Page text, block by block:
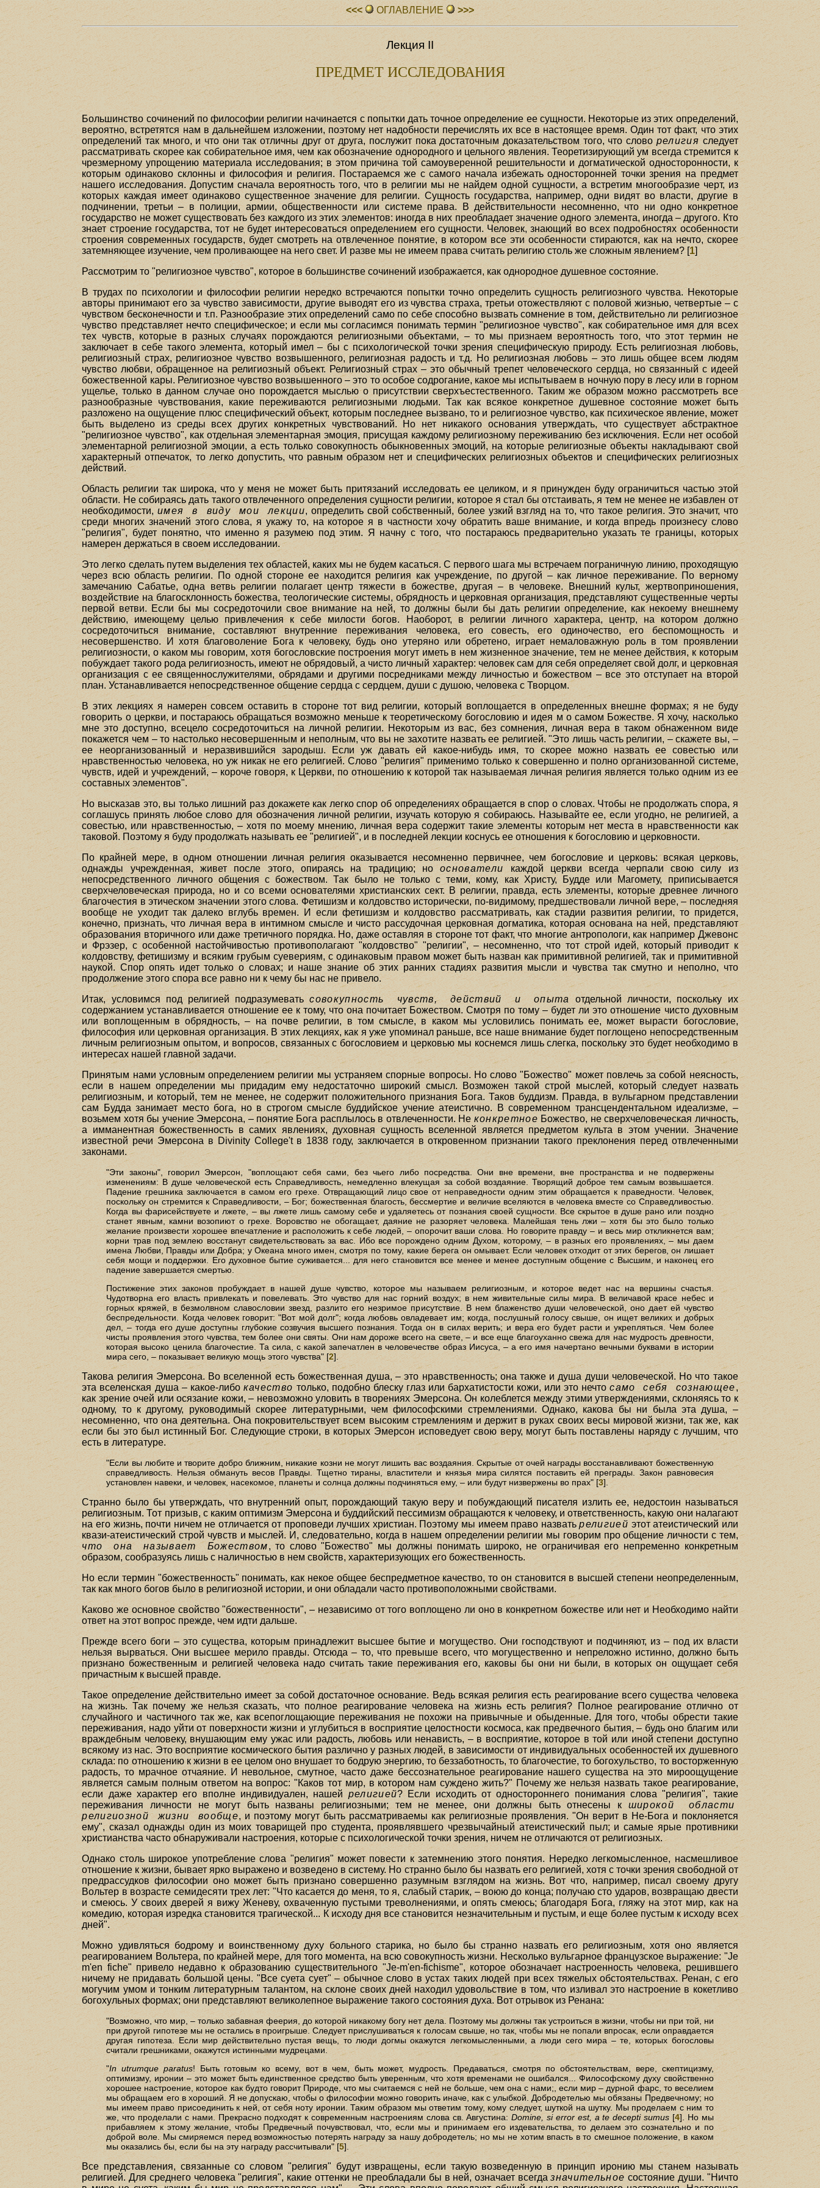
<<< ОГЛАВЛЕHИЕ >>>
Лекция II
ПРЕДМЕТ ИССЛЕДОВАНИЯ
Большинство сочинений по философии религии начинается с попытки дать точное определение ее сущности. Некоторые из этих определений,
вероятно, встретятся нам в дальнейшем изложении, поэтому нет надобности перечислять их все в настоящее время. Один тот факт, что этих
определений так много, и что они так отличны друг от друга, послужит пока достаточным доказательством того, что слово религия следует
рассматривать скорее как собирательное имя, чем как обозначение однородного и цельного явления. Теоретизирующий ум всегда стремится к
чрезмерному упрощению материала исследования; в этом причина той самоуверенной решительности и догматической односторонности, к
которым одинаково склонны и философия и религия. Постараемся же с самого начала избежать односторонней точки зрения на предмет
нашего исследования. Допустим сначала вероятность того, что в религии мы не найдем одной сущности, а встретим многообразие черт, из
которых каждая имеет одинаково существенное значение для религии. Сущность государства, например, одни видят во власти, другие в
подчинении, третьи – в полиции, армии, общественности или системе права. В действительности несомненно, что ни одно конкретное
государство не может существовать без каждого из этих элементов: иногда в них преобладает значение одного элемента, иногда – другого. Кто
знает строение государства, тот не будет интересоваться определением его сущности. Человек, знающий во всех подробностях особенности
строения современных государств, будет смотреть на отвлеченное понятие, в котором все эти особенности стираются, как на нечто, скорее
затемняющее изучение, чем проливающее на него свет. И разве мы не имеем права считать религию столь же сложным явлением? [1]
Рассмотрим то "религиозное чувство", которое в большинстве сочинений изображается, как однородное душевное состояние.
В трудах по психологии и философии религии нередко встречаются попытки точно определить сущность религиозного чувства. Некоторые
авторы принимают его за чувство зависимости, другие выводят его из чувства страха, третьи отожествляют с половой жизнью, четвертые – с
чувством бесконечности и т.п. Разнообразие этих определений само по себе способно вызвать сомнение в том, действительно ли религиозное
чувство представляет нечто специфическое; и если мы согласимся понимать термин "религиозное чувство", как собирательное имя для всех
тех чувств, которые в разных случаях порождаются религиозными объектами, – то мы признаем вероятность того, что этот термин не
заключает в себе такого элемента, который имел – бы с психологической точки зрения специфическую природу. Есть религиозная любовь,
религиозный страх, религиозное чувство возвышенного, религиозная радость и т.д. Но религиозная любовь – это лишь общее всем людям
чувство любви, обращенное на религиозный объект. Религиозный страх – это обычный трепет человеческого сердца, но связанный с идеей
божественной кары. Религиозное чувство возвышенного – это то особое содрогание, какое мы испытываем в ночную пору в лесу или в горном
ущелье, только в данном случае оно порождается мыслью о присутствии сверхъестественного. Таким же образом можно рассмотреть все
разнообразные чувствования, какие переживаются религиозными людьми. Так как всякое конкретное душевное состояние может быть
разложено на ощущение плюс специфический объект, которым последнее вызвано, то и религиозное чувство, как психическое явление, может
быть выделено из среды всех других конкретных чувствований. Но нет никакого основания утверждать, что существует абстрактное
"религиозное чувство", как отдельная элементарная эмоция, присущая каждому религиозному переживанию без исключения. Если нет особой
элементарной религиозной эмоции, а есть только совокупность обыкновенных эмоций, на которые религиозные объекты накладывают свой
характерный отпечаток, то легко допустить, что равным образом нет и специфических религиозных объектов и специфических религиозных
действий.
Область религии так широка, что у меня не может быть притязаний исследовать ее целиком, и я принужден буду ограничиться частью этой
области. Не собираясь дать такого отвлеченного определения сущности религии, которое я стал бы отстаивать, я тем не менее не избавлен от
необходимости,имея в виду мои лекции, определить свой собственный, более узкий взгляд на то, что такое религия. Это значит, что
среди многих значений этого слова, я укажу то, на которое я в частности хочу обратить ваше внимание, и когда впредь произнесу слово
"религия", будет понятно, что именно я разумею под этим. Я начну с того, что постараюсь предварительно указать те границы, которых
намерен держаться в своем исследовании.
Это легко сделать путем выделения тех областей, каких мы не будем касаться. С первого шага мы встречаем пограничную линию, проходящую
через всю область религии. По одной стороне ее находится религия как учреждение, по другой – как личное переживание. По верному
замечанию Сабатье, одна ветвь религии полагает центр тяжести в божестве, другая – в человеке. Внешний культ, жертвоприношения,
воздействие на благосклонность божества, теологические системы, обрядность и церковная организация, представляют существенные черты
первой ветви. Если бы мы сосредоточили свое внимание на ней, то должны были бы дать религии определение, как некоему внешнему
действию, имеющему целью привлечения к себе милости богов. Наоборот, в религии личного характера, центр, на котором должно
сосредоточиться внимание, составляют внутренние переживания человека, его совесть, его одиночество, его беспомощность и
несовершенство. И хотя благоволение Бога к человеку, будь оно утеряно или обретено, играет немаловажную роль в том проявлении
религиозности, о каком мы говорим, хотя богословские построения могут иметь в нем жизненное значение, тем не менее действия, к которым
побуждает такого рода религиозность, имеют не обрядовый, а чисто личный характер: человек сам для себя определяет свой долг, и церковная
организация с ее священнослужителями, обрядами и другими посредниками между личностью и божеством – все это отступает на второй
план. Устанавливается непосредственное общение сердца с сердцем, души с душою, человека с Творцом.
В этих лекциях я намерен совсем оставить в стороне тот вид религии, который воплощается в определенных внешне формах; я не буду
говорить о церкви, и постараюсь обращаться возможно меньше к теоретическому богословию и идея м о самом Божестве. Я хочу, насколько
мне это доступно, всецело сосредоточиться на личной религии. Некоторым из вас, без сомнения, личная вера в таком обнаженном виде
покажется чем – то настолько несовершенным и неполным, что вы не захотите назвать ее религией. "Это лишь часть религии, – скажете вы, –
ее неорганизованный и неразвившийся зародыш. Если уж давать ей какое-нибудь имя, то скорее можно назвать ее совестью или
нравственностью человека, но уж никак не его религией. Слово "религия" применимо только к совершенно и полно организованной системе,
чувств, идей и учреждений, – короче говоря, к Церкви, по отношению к которой так называемая личная религия является только одним из ее
составных элементов".
Но высказав это, вы только лишний раз докажете как легко спор об определениях обращается в спор о словах. Чтобы не продолжать спора, я
соглашусь принять любое слово для обозначения личной религии, изучать которую я собираюсь. Называйте ее, если угодно, не религией, а
совестью, или нравственностью, – хотя по моему мнению, личная вера содержит такие элементы которым нет места в нравственности как
таковой. Поэтому я буду продолжать называть ее "религией", и в последней лекции коснусь ее отношения к богословию и церковности.
По крайней мере, в одном отношении личная религия оказывается несомненно первичнее, чем богословие и церковь: всякая церковь,
однажды учрежденная, живет после этого, опираясь на традицию; нооснователи каждой церкви всегда черпали свою силу из
непосредственного личного общения с божеством. Так было не только с теми, кому, как Христу, Будде или Магомету, приписывается
сверхчеловеческая природа, но и со всеми основателями христианских сект. В религии, правда, есть элементы, которые древнее личного
благочестия в этическом значении этого слова. Фетишизм и колдовство исторически, по-видимому, предшествовали личной вере, – последняя
вообще не уходит так далеко вглубь времен. И если фетишизм и колдовство рассматривать, как стадии развития религии, то придется,
конечно, признать, что личная вера в интимном смысле и чисто рассудочная церковная догматика, которая основана на ней, представляют
образования вторичного или даже третичного порядка. Но, даже оставляя в стороне тот факт, что многие антропологи, как например Джевонс
и Фрэзер, с особенной настойчивостью противополагают "колдовство" "религии", – несомненно, что тот строй идей, который приводит к
колдовству, фетишизму и всяким грубым суевериям, с одинаковым правом может быть назван как примитивной религией, так и примитивной
наукой. Спор опять идет только о словах; и наше знание об этих ранних стадиях развития мысли и чувства так смутно и неполно, что
продолжение этого спора все равно ни к чему бы нас не привело.
Итак, условимся под религией подразумеватьсовокупность чувств, действий и опыта
отдельной личности, поскольку их
содержанием устанавливается отношение ее к тому, что она почитает Божеством. Смотря по тому – будет ли это отношение чисто духовным
или воплощенным в обрядность, – на почве религии, в том смысле, в каком мы условились понимать ее, может вырасти богословие,
философия или церковная организация. В этих лекциях, как я уже упоминал раньше, все наше внимание будет поглощено непосредственным
личным религиозным опытом, и вопросов, связанных с богословием и церковью мы коснемся лишь слегка, поскольку это будет необходимо в
интересах нашей главной задачи.
Принятым нами условным определением религии мы устраняем спорные вопросы. Но слово "Божество" может повлечь за собой неясность,
если в нашем определении мы придадим ему недостаточно широкий смысл. Возможен такой строй мыслей, который следует назвать
религиозным, и который, тем не менее, не содержит положительного признания Бога. Таков буддизм. Правда, в вульгарном представлении
сам Будда занимает место бога, но в строгом смысле буддийское учение атеистично. В современном трансцендентальном идеализме, –
возьмем хотя бы учение Эмерсона, – понятие Бога расплылось в отвлеченности. Не конкретное Божество, не сверхчеловеческая личность,
а имманентная божественность в самих явлениях, духовная сущность вселенной является предметом культа в этом учении. Значение
известной речи Эмерсона в Divinity College't в 1838 году, заключается в откровенном признании такого преклонения перед отвлеченными
законами.
"Эти законы", говорил Эмерсон, "воплощают себя сами, без чьего либо посредства. Они вне времени, вне пространства и не подвержены
изменениям: В душе человеческой есть Справедливость, немедленно влекущая за собой воздаяние. Творящий доброе тем самым возвышается.
Падение грешника заключается в самом его грехе. Отвращающий лицо свое от неправедности одним этим обращается к праведности. Человек,
поскольку он стремится к Справедливости, – Бог; божественная благость, бессмертие и величие вселяются в человека вместе со Справедливостью.
Когда вы фарисействуете и лжете, – вы лжете лишь самому себе и удаляетесь от познания своей сущности. Все скрытое в душе рано или поздно
станет явным, камни возопиют о грехе. Воровство не обогащает, даяние не разоряет человека. Малейшая тень лжи – хотя бы это было только
желание произвести хорошее впечатление и расположить к себе людей, – опорочит ваши слова. Но говорите правду – и весь мир откликнется вам;
корни трав под землею восстанут свидетельствовать за вас. Ибо все порождено одним Духом, которому, – в разных его проявлениях, – мы даем
имена Любви, Правды или Добра; у Океана много имен, смотря по тому, какие берега он омывает. Если человек отходит от этих берегов, он лишает
себя мощи и поддержки. Его духовное бытие суживается... для него становится все менее и менее доступным общение с Высшим, и наконец его
падение завершается смертью.
Постижение этих законов пробуждает в нашей душе чувство, которое мы называем религиозным, и которое ведет нас на вершины счастья.
Чудотворна его власть привлекать и повелевать. Это чувство для нас горний воздух; в нем живительные силы мира. В величавой красе небес и
горных кряжей, в безмолвном славословии звезд, разлито его незримое присутствие. В нем блаженство души человеческой, оно дает ей чувство
беспредельности. Когда человек говорит: "Вот мой долг"; когда любовь овладевает им; когда, послушный голосу свыше, он ищет великих и добрых
дел, – тогда его душе доступны глубокие созвучия высшего познания. Тогда он в силах верить; и вера его будет расти и укрепляться. Чем более
чисты проявления этого чувства, тем более они святы. Они нам дороже всего на свете, – и все еще благоуханно свежа для нас мудрость древности,
которая высоко ценила благочестие. Та сила, с какой запечатлен в человечестве образ Иисуса, – а его имя начертано вечными буквами в истории
мира сего, – показывает великую мощь этого чувства" [2].
Такова религия Эмерсона. Во вселенной есть божественная душа, – это нравственность; она также и душа души человеческой. Но что такое
эта вселенская душа – какое-либо качество только, подобно блеску глаз или бархатистости кожи, или это нечтосамо себя сознающее,
как зрение очей или осязание кожи, – невозможно уловить в творениях Эмерсона. Он колеблется между этими утверждениями, склоняясь то к
одному, то к другому, руководимый скорее литературными, чем философскими стремлениями. Однако, какова бы ни была эта душа, –
несомненно, что она деятельна. Она покровительствует всем высоким стремлениям и держит в руках своих весы мировой жизни, так же, как
если бы это был истинный Бог. Следующие строки, в которых Эмерсон исповедует свою веру, могут быть поставлены наряду с лучшим, что
есть в литературе.
"Если вы любите и творите добро ближним, никакие козни не могут лишить вас воздаяния. Скрытые от очей награды восстанавливают божественную
справедливость. Нельзя обмануть весов Правды. Тщетно тираны, властители и князья мира силятся поставить ей преграды. Закон равновесия
установлен навеки, и человек, насекомое, планеты и солнца должны подчиняться ему, – или будут низвержены во прах" [3].
Странно было бы утверждать, что внутренний опыт, порождающий такую веру и побуждающий писателя излить ее, недостоин называться
религиозным. Тот призыв, с каким оптимизм Эмерсона и буддийский пессимизм обращаются к человеку, и ответственность, какую они налагают
на его жизнь, почти ничем не отличается от проповеди лучших христиан. Поэтому мы имеем право назватьрелигией этот атеистический или
квази-атеистический строй чувств и мыслей. И, следовательно, когда в нашем определении религии мы говорим про общение личности с тем,
что она называет Божеством, то слово "Божество" мы должны понимать широко, не ограничивая его непременно конкретным
образом, сообразуясь лишь с наличностью в нем свойств, характеризующих его божественность.
Но если термин "божественность" понимать, как некое общее беспредметное качество, то он становится в высшей степени неопределенным,
так как много богов было в религиозной истории, и они обладали часто противоположными свойствами.
Каково же основное свойство "божественности", – независимо от того воплощено ли оно в конкретном божестве или нет и Необходимо найти
ответ на этот вопрос прежде, чем идти дальше.
Прежде всего боги – это существа, которым принадлежит высшее бытие и могущество. Они господствуют и подчиняют, из – под их власти
нельзя вырваться. Они высшее мерило правды. Отсюда – то, что превыше всего, что могущественно и непреложно истинно, должно быть
признано божественным и религией человека надо считать такие переживания его, каковы бы они ни были, в которых он ощущает себя
причастным к высшей правде.
Такое определение действительно имеет за собой достаточное основание. Ведь всякая религия есть реагирование всего существа человека
на жизнь. Так почему же нельзя сказать, что полное реагирование человека на жизнь есть религия? Полное реагирование отлично от
случайного и частичного так же, как всепоглощающие переживания не похожи на привычные и обыденные. Для того, чтобы обрести такие
переживания, надо уйти от поверхности жизни и углубиться в восприятие целостности космоса, как предвечного бытия, – будь оно благим или
враждебным человеку, внушающим ему ужас или радость, любовь или ненависть, – в восприятие, которое в той или иной степени доступно
всякому из нас. Это восприятие космического бытия различно у разных людей, в зависимости от индивидуальных особенностей их душевного
склада: по отношению к жизни в ее целом оно внушает то бодрую энергию, то беззаботность, то благочестие, то богохульство, то восторженную
радость, то мрачное отчаяние. И невольное, смутное, часто даже бессознательное реагирование нашего существа на это мироощущение
является самым полным ответом на вопрос: "Каков тот мир, в котором нам суждено жить?" Почему же нельзя назвать такое реагирование,
если даже характер его вполне индивидуален, нашейрелигией? Если исходить от одностороннего понимания слова "религия", такие
переживания личности не могут быть названы религиозными; тем не менее, они должны быть отнесены к широкой области
религиозной жизни вообще, и поэтому могут быть рассматриваемы как религиозные проявления. "Он верит в Не-Бога и поклоняется
ему", сказал однажды один из моих товарищей про студента, проявлявшего чрезвычайный атеистический пыл; и самые ярые противники
христианства часто обнаруживали настроения, которые с психологической точки зрения, ничем не отличаются от религиозных.
Однако столь широкое употребление слова "религия" может повести к затемнению этого понятия. Нередко легкомысленное, насмешливое
отношение к жизни, бывает ярко выражено и возведено в систему. Но странно было бы назвать его религией, хотя с точки зрения свободной от
предрассудков философии оно может быть признано совершенно разумным взглядом на жизнь. Вот что, например, писал своему другу
Вольтер в возрасте семидесяти трех лет: "Что касается до меня, то я, слабый старик, – воюю до конца; получаю сто ударов, возвращаю двести
и смеюсь. У своих дверей я вижу Женеву, охваченную пустыми треволнениями, и опять смеюсь; благодаря Бога, гляжу на этот мир, как на
комедию, которая изредка становится трагической... К исходу дня все становится незначительным и пустым, и еще более пустым к исходу всех
дней".
Можно удивляться бодрому и воинственному духу больного старика, но было бы странно назвать его религиозным, хотя оно является
реагированием Вольтера, по крайней мере, для того момента, на всю совокупность жизни. Несколько вульгарное французское выражение: "Je
m'en fiche" привело недавно к образованию существительного "Je-m'en-fichisme", которое обозначает настроенность человека, решившего
ничему не придавать большой цены. "Все суета сует" – обычное слово в устах таких людей при всех тяжелых обстоятельствах. Ренан, с его
могучим умом и тонким литературным талантом, на склоне своих дней находил удовольствие в том, что изливал это настроение в кокетливо
богохульных формах; они представляют великолепное выражение такого состояния духа. Вот отрывок из Ренана:
"Возможно, что мир, – только забавная феерия, до которой никакому богу нет дела. Поэтому мы должны так устроиться в жизни, чтобы ни при той, ни
при другой гипотезе мы не остались в проигрыше. Следует прислушиваться к голосам свыше, но так, чтобы мы не попали впросак, если оправдается
другая гипотеза. Если мир действительно пустая вещь, то люди догмы окажутся легкомысленными, а люди сего мира – те, которых богословы
считали грешниками, окажутся истинными мудрецами.
"In utrumque paratus! Быть готовым ко всему, вот в чем, быть может, мудрость. Предаваться, смотря по обстоятельствам, вере, скептицизму,
оптимизму, иронии – это может быть единственное средство быть уверенным, что хотя временами не ошибался... Философскому духу свойственно
хорошее настроение, которое как будто говорит Природе, что мы считаемся с ней не больше, чем она с нами;, если мир – дурной фарс, то веселием
мы обращаем его в хороший. Я не допускаю, чтобы о философии можно говорить иначе, как с улыбкой. Добродетелью мы обязаны Предвечному; но
мы имеем право присоединить к ней, от себя ноту иронии. Таким образом мы ответим тому, кому следует, шуткой на шутку. Мы проделаем с ним то
же, что проделали с нами. Прекрасно подходят к современным настроениям слова св. Августина:Domine, si error est, а te decepti sumus [4]. Но мы
прибавляем к этому желание, чтобы Предвечный почувствовал, что, если мы и принимаем его издевательства, то делаем это сознательно и по
доброй воле. Мы смиряемся перед возможностью потерять награду за нашу добродетель; но мы не хотим впасть в то смешное положение, в каком
мы оказались бы, если бы на эту награду рассчитывали" [5].
Все представления, связанные со словом "религия" будут извращены, если такую возведенную в принцип иронию мы станем называть
религией. Для среднего человека "религия", какие оттенки не преобладали бы в ней, означает всегдазначительное состояние души. "Ничто